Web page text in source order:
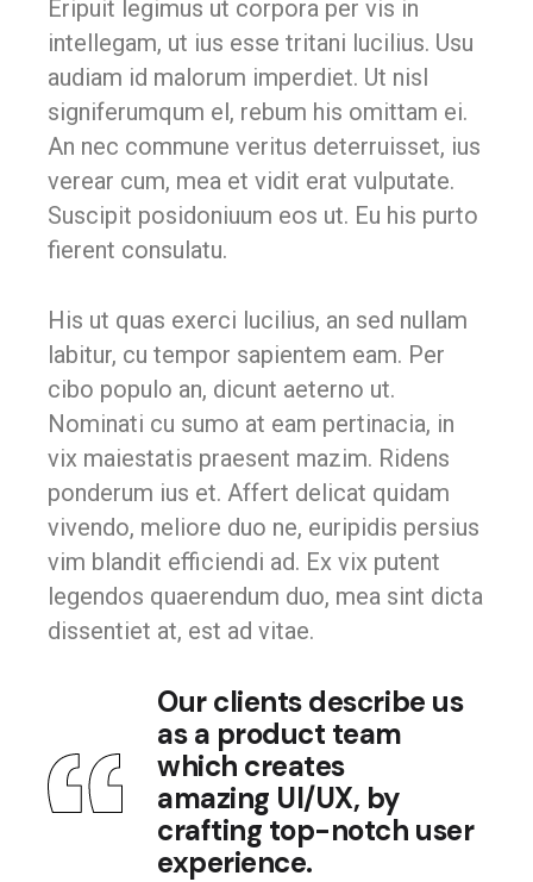
Eripuit legimus ut corpora per vis in
intellegam, ut ius esse tritani lucilius. Usu
audiam id malorum imperdiet. Ut nisl
signiferumqum el, rebum his omittam ei.
An nec commune veritus deterruisset, ius
verear cum, mea et vidit erat vulputate.
Suscipit posidoniuum eos ut. Eu his purto
fierent consulatu.
His ut quas exerci lucilius, an sed nullam
labitur, cu tempor sapientem eam. Per
cibo populo an, dicunt aeterno ut.
Nominati cu sumo at eam pertinacia, in
vix maiestatis praesent mazim. Ridens
ponderum ius et. Affert delicat quidam
vivendo, meliore duo ne, euripidis persius
vim blandit efficiendi ad. Ex vix putent
legendos quaerendum duo, mea sint dicta
dissentiet at, est ad vitae.
Our clients describe us
as a product team
which creates
amazing UI/UX, by
crafting top-notch user
experience.